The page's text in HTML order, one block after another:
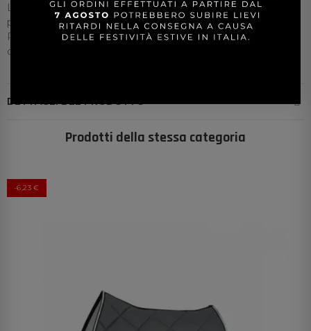
La forma anatomica assicura che il garrese sia libero da
pressioni ed attriti.
Perfetto sia per l'utilizzo in allenamento che nelle
competizioni.
DETTAGLI DEL PRODOTTO
Prodotti della stessa categoria
-6,23 €